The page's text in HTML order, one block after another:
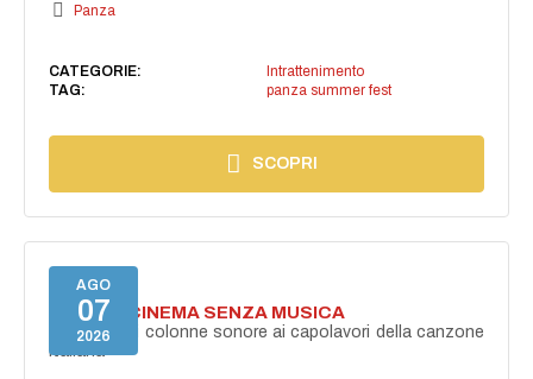
Panza
CATEGORIE:
Intrattenimento
TAG:
panza summer fest
SCOPRI
AGO
07
2026
NON C'È CINEMA SENZA MUSICA
Dalle grandi colonne sonore ai capolavori della canzone
italiana